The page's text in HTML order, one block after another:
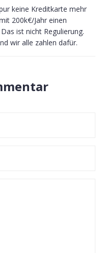
keine Kreditkarte mehr
200k€/Jahr einen
ist nicht Regulierung.
wir alle zahlen dafür.